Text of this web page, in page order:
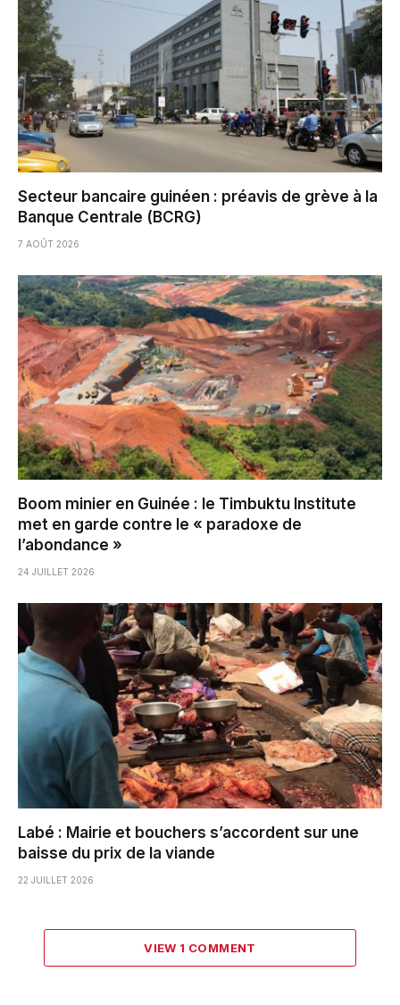
Secteur bancaire guinéen : préavis de grève à la
Banque Centrale (BCRG)
7 AOÛT 2026
Boom minier en Guinée : le Timbuktu Institute
met en garde contre le « paradoxe de
l’abondance »
24 JUILLET 2026
Labé : Mairie et bouchers s’accordent sur une
baisse du prix de la viande
22 JUILLET 2026
VIEW 1 COMMENT